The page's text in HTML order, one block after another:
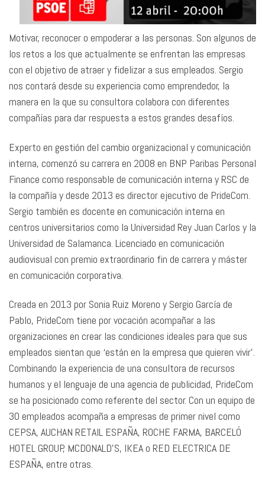
Motivar, reconocer o empoderar a las personas. Son algunos de
los retos a los que actualmente se enfrentan las empresas
con el objetivo de atraer y fidelizar a sus empleados. Sergio
nos contará desde su experiencia como emprendedor, la
manera en la que su consultora colabora con diferentes
compañías para dar respuesta a estos grandes desafíos.
Experto en gestión del cambio organizacional y comunicación
interna, comenzó su carrera en 2008 en BNP Paribas Personal
Finance como responsable de comunicación interna y RSC de
la compañía y desde 2013 es director ejecutivo de PrideCom.
Sergio también es docente en comunicación interna en
centros universitarios como la Universidad Rey Juan Carlos y la
Universidad de Salamanca. Licenciado en comunicación
audiovisual con premio extraordinario fin de carrera y máster
en comunicación corporativa.
Creada en 2013 por Sonia Ruiz Moreno y Sergio García de
Pablo, PrideCom tiene por vocación acompañar a las
organizaciones en crear las condiciones ideales para que sus
empleados sientan que ‘están en la empresa que quieren vivir’.
Combinando la experiencia de una consultora de recursos
humanos y el lenguaje de una agencia de publicidad, PrideCom
se ha posicionado como referente del sector. Con un equipo de
30 empleados acompaña a empresas de primer nivel como
CEPSA, AUCHAN RETAIL ESPAÑA, ROCHE FARMA, BARCELÓ
HOTEL GROUP, MCDONALD’S, IKEA o RED ELECTRICA DE
ESPAÑA, entre otras.